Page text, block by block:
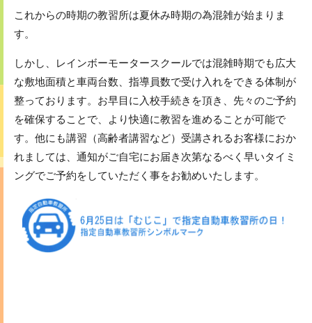
これからの時期の教習所は夏休み時期の為混雑が始まりま
す。
しかし、レインボーモータースクールでは混雑時期でも広大
な敷地面積と車両台数、指導員数で受け入れをできる体制が
整っております。お早目に入校手続きを頂き、先々のご予約
を確保することで、より快適に教習を進めることが可能で
す。他にも講習（高齢者講習など）受講されるお客様におか
れましては、通知がご自宅にお届き次第なるべく早いタイミ
ングでご予約をしていただく事をお勧めいたします。